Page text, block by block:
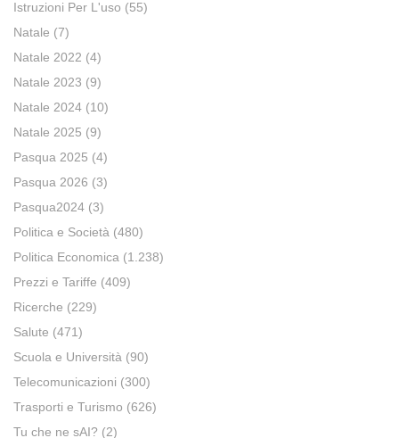
Istruzioni Per L'uso (55)
Natale (7)
Natale 2022 (4)
Natale 2023 (9)
Natale 2024 (10)
Natale 2025 (9)
Pasqua 2025 (4)
Pasqua 2026 (3)
Pasqua2024 (3)
Politica e Società (480)
Politica Economica (1.238)
Prezzi e Tariffe (409)
Ricerche (229)
Salute (471)
Scuola e Università (90)
Telecomunicazioni (300)
Trasporti e Turismo (626)
Tu che ne sAI? (2)